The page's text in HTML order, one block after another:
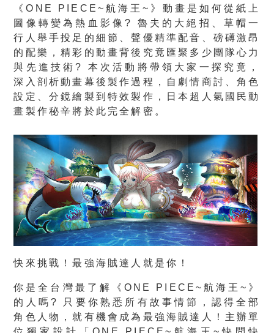
《ONE PIECE~航海王~》動畫是如何從紙上
圖像轉變為熱血影像? 魯夫的大絕招、草帽一
行人舉手投足的細節、聲優精準配音、磅礡激昂
的配樂，精彩的動畫背後究竟匯聚多少團隊心力
與先進技術? 本次活動將帶領大家一探究竟，
深入剖析動畫幕後製作過程，自劇情商討、角色
設定、分鏡繪製到特效製作，日本超人氣國民動
畫製作秘辛將於此完全解密。
快來挑戰！最強海賊達人就是你！
你是全台灣最了解《ONE PIECE~航海王~》
的人嗎? 只要你熟悉所有故事情節，認得全部
角色人物，就有機會成為最強海賊達人！主辦單